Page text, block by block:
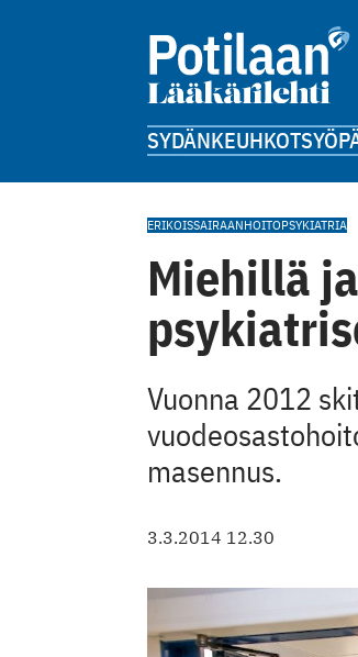
SYDÄNKEUHKOT
ERIKOISSAIRAANHOITOPSYKIATRIA
Miehillä
Vuonna 2012
masennus.
3.3.2014 12.30